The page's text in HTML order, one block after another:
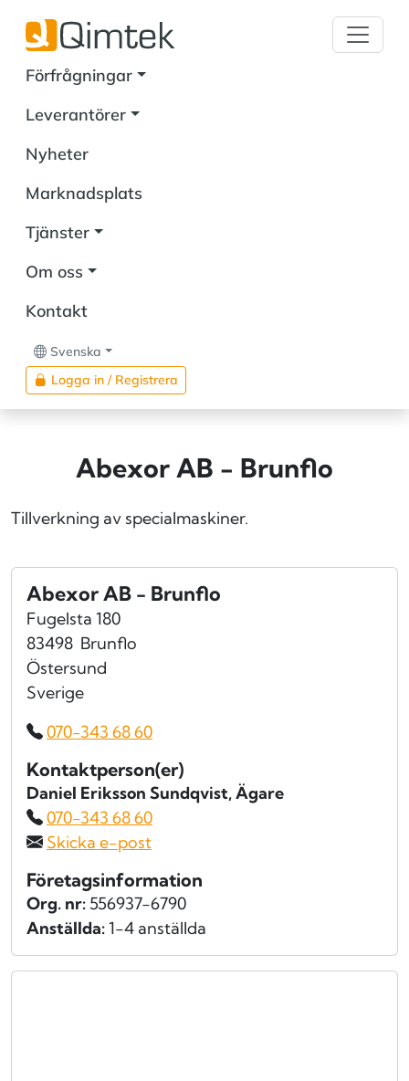
Förfrågningar
Leverantörer
Nyheter
Marknadsplats
Tjänster
Om oss
Kontakt
Svenska
Logga in / Registrera
Abexor AB - Brunflo
Tillverkning av specialmaskiner.
Abexor AB - Brunflo
Fugelsta 180
83498 Brunflo
Östersund
Sverige
070-343 68 60
Kontaktperson(er)
Daniel Eriksson Sundqvist, Ägare
070-343 68 60
Skicka e-post
Företagsinformation
Org. nr: 556937-6790
Anställda:1-4 anställda